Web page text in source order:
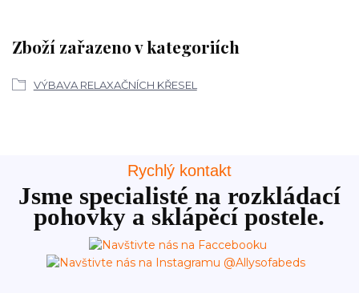
Zboží zařazeno v kategoriích
VÝBAVA RELAXAČNÍCH KŘESEL
Rychlý kontakt
Jsme specialisté na rozkládací
pohovky a sklápěcí postele.